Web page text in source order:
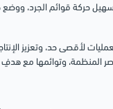
وتسهيل حركة قوائم الجرد،
لأقصى حد، وتعزيز
المنظمة، وتوائمها مع